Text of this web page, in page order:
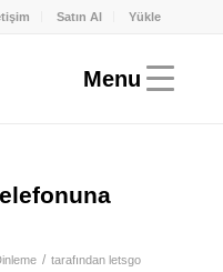
Satın Al Yükle
/ tarafından letsgo